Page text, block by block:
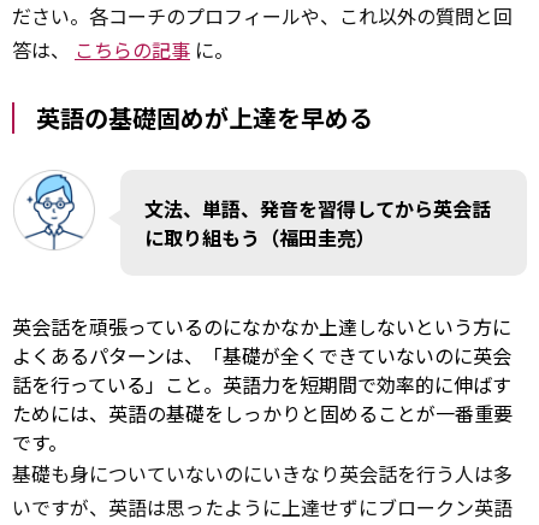
ださい。各コーチのプロフィールや、これ以外の質問と回
答は、 こちらの記事 に。
英語の基礎固めが上達を早める
文法、単語、発音を習得してから英会話
に取り組もう（福田圭亮）
英会話を頑張っているのになかなか上達しないという方に
よくあるパターンは、「基礎が全くできていないのに英会
話を行っている」こと。英語力を短期間で効率的に伸ばす
ためには、英語の基礎をしっかりと固めることが一番重要
です。
基礎も身についていないのにいきなり英会話を行う人は多
いですが、英語は思ったように上達せずにブロークン英語